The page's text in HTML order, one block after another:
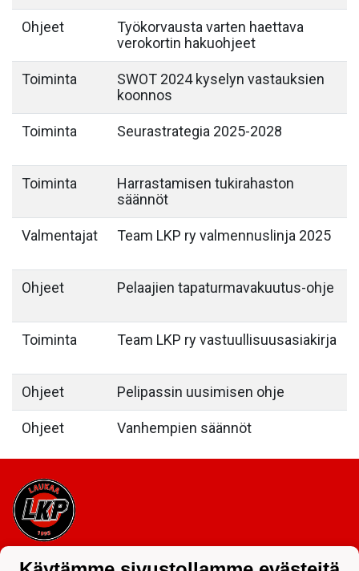
Ohjeet
Työkorvausta varten haettava
verokortin hakuohjeet
Toiminta
SWOT 2024 kyselyn vastauksien
koonnos
Toiminta
Seurastrategia 2025-2028
Toiminta
Harrastamisen tukirahaston
säännöt
Valmentajat
Team LKP ry valmennuslinja 2025
Ohjeet
Pelaajien tapaturmavakuutus-ohje
Toiminta
Team LKP ry vastuullisuusasiakirja
Ohjeet Pelipassin uusimisen ohje
Ohjeet Vanhempien säännöt
Tietosuojaseloste